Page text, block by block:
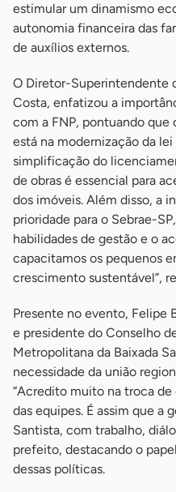
estimular um dinamismo
autonomia financeira das
de auxílios externos.
O Diretor-Superintendente
Costa, enfatizou a
com a FNP, pontuando que
está na modernização da
simplificação do
de obras é essencial para
dos imóveis. Além disso, a
prioridade para o Sebrae-
habilidades de gestão e o
capacitamos os pequenos
crescimento sustentável”,
Presente no evento, Felipe
e presidente do Conselho
Metropolitana da Baixada
necessidade da união
“Acredito muito na troca
das equipes. É assim que a
Santista, com trabalho,
prefeito, destacando o
dessas políticas.